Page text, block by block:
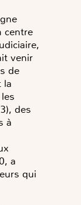
centre
venir
de
la
des
à
a
qui